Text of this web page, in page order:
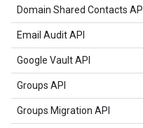
Domain Shared Contacts API
Email Audit API
Google Vault API
Groups API
Groups Migration API